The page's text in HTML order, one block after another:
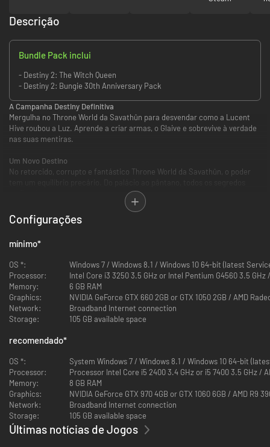
Descrição
Bundle Pack inclui
- Destiny 2: The Witch Queen
- Destiny 2: Bungie 30th Anniversary Pack
A Campanha Destiny Definitiva
Mergulha no Throne World da Savathûn para desvendar como a Lucent
Hive roubou a Luz. Aprende a criar armas, o Glaive e sobrevive à verdade
nas suas mentiras.
Um Novo Destino
No retorcido, corrupto e fantástico Throne World da Savathûn, o poder
Fabrico de Armas
Cria armas com mods, shaders e atributos únicos. Domina o Glaive e
energia.
Configurações
mínimo*
OS *:
Windows 7 / Windows 8.1 / Windows 10 64-bit (latest
Processor:
Intel Core i3 3250 3.5 GHz or Intel Pentium G4560 3.5 GHz
Memory:
6 GB RAM
Graphics:
NVIDIA GeForce GTX 660 2GB or GTX 1050 2GB / AMD
Network:
Broadband Internet connection
Storage:
105 GB available space
recomendado*
OS *:
System Windows 7 / Windows 8.1 / Windows 10 64-bit
Processor:
Processor Intel Core i5 2400 3.4 GHz or i5 7400 3.5 GHz /
Memory:
8 GB RAM
Graphics:
NVIDIA GeForce GTX 970 4GB or GTX 1060 6GB / AMD R9
Network:
Broadband Internet connection
Storage:
105 GB available space
Últimas notícias de Jogos